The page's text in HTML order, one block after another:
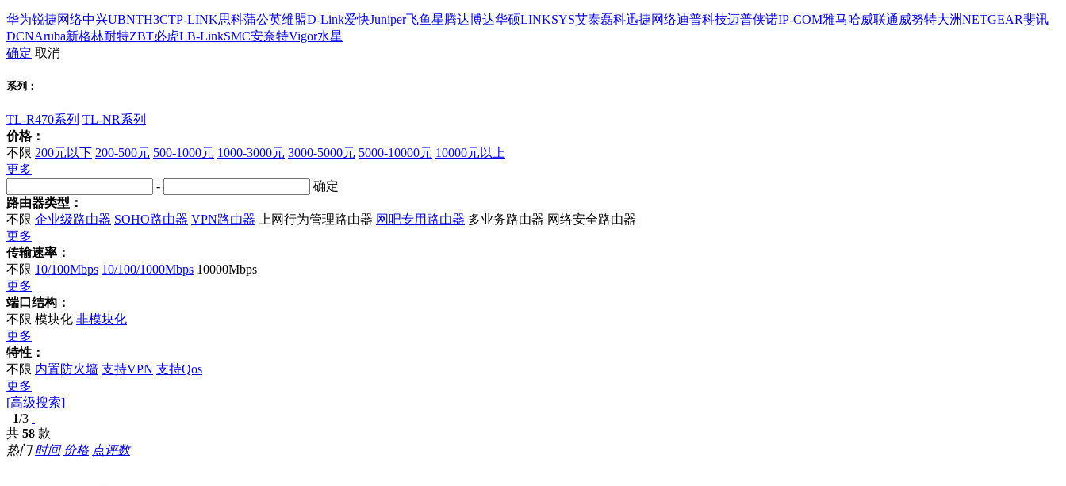
华为锐捷网络中兴UBNTH3CTP-LINK思科蒲公英维盟D-Link爱快Juniper飞鱼星腾达博达华硕LINKSYS艾泰磊科迅捷网络迪普科技迈普侠诺IP-COM雅马哈威联通 威努特大洲NETGEAR斐讯
DCNAruba新格林耐特ZBT必虎LB-LinkSMC安奈特Vigor水星
确定 取消
系列：
TL-R470系列 TL-NR系列
价格：
不限 200元以下 200-500元 500-1000元 1000-3000元 3000-5000元 5000-10000元 10000元以上
更多
-
确定
路由器类型：
不限 企业级路由器 SOHO路由器 VPN路由器 上网行为管理路由器 网吧专用路由器 多业务路由器 网络安全路由器
更多
传输速率：
不限 10/100Mbps 10/100/1000Mbps 10000Mbps
更多
端口结构：
不限 模块化 非模块化
更多
特性：
不限 内置防火墙 支持VPN 支持Qos
更多
[高级搜索]
1/3
共 58 款
热门 时间 价格 点评数